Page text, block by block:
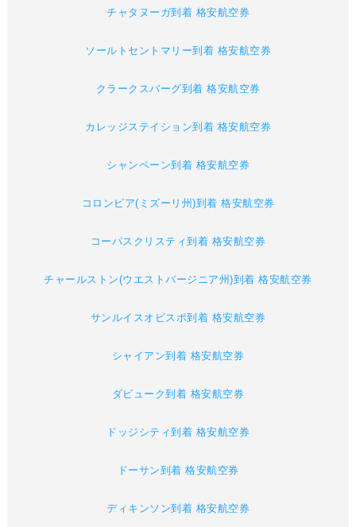
チャタヌーガ到着 格安航空券
ソールトセントマリー到着 格安航空券
クラークスバーグ到着 格安航空券
カレッジステイション到着 格安航空券
シャンペーン到着 格安航空券
コロンビア(ミズーリ州)到着 格安航空券
コーパスクリスティ到着 格安航空券
チャールストン(ウエストバージニア州)到着 格安航空券
サンルイスオビスポ到着 格安航空券
シャイアン到着 格安航空券
ダビューク到着 格安航空券
ドッジシティ到着 格安航空券
ドーサン到着 格安航空券
ディキンソン到着 格安航空券